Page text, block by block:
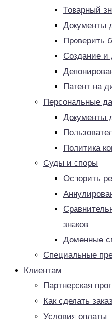
Товарный
Документы
Проверить
Создание и
Патент на
Персональные
Документы
Политика
Суды и споры
Оспорить
знаков
Доменные
Специальные
Клиентам
Партнерская
Как сделать заказ
Условия оплаты